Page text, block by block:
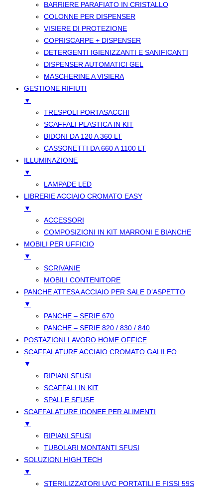
BARRIERE PARAFIATO IN CRISTALLO
COLONNE PER DISPENSER
VISIERE DI PROTEZIONE
COPRISCARPE + DISPENSER
DETERGENTI IGIENIZZANTI E SANIFICANTI
DISPENSER AUTOMATICI GEL
MASCHERINE A VISIERA
GESTIONE RIFIUTI
▼
TRESPOLI PORTASACCHI
SCAFFALI PLASTICA IN KIT
BIDONI DA 120 A 360 LT
CASSONETTI DA 660 A 1100 LT
ILLUMINAZIONE
▼
LAMPADE LED
LIBRERIE ACCIAIO CROMATO EASY
▼
ACCESSORI
COMPOSIZIONI IN KIT MARRONI E BIANCHE
MOBILI PER UFFICIO
▼
SCRIVANIE
MOBILI CONTENITORE
PANCHE ATTESA ACCIAIO PER SALE D’ASPETTO
▼
PANCHE – SERIE 670
PANCHE – SERIE 820 / 830 / 840
POSTAZIONI LAVORO HOME OFFICE
SCAFFALATURE ACCIAIO CROMATO GALILEO
▼
RIPIANI SFUSI
SCAFFALI IN KIT
SPALLE SFUSE
SCAFFALATURE IDONEE PER ALIMENTI
▼
RIPIANI SFUSI
TUBOLARI MONTANTI SFUSI
SOLUZIONI HIGH TECH
▼
STERILIZZATORI UVC PORTATILI E FISSI 59S